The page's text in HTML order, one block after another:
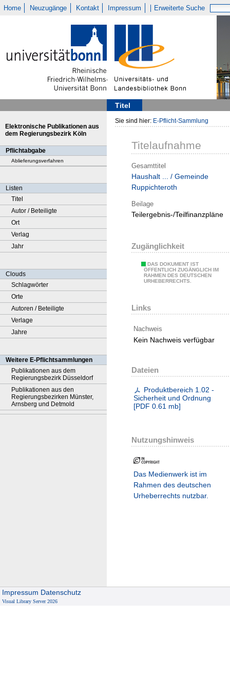
Home Neuzugänge Kontakt Impressum Erweiterte Suche
Titel
Elektronische Publikationen aus
dem Regierungsbezirk Köln
Pflichtabgabe
Ablieferungsverfahren
Listen
Titel
Autor / Beteiligte
Ort
Verlag
Jahr
Clouds
Schlagwörter
Orte
Autoren / Beteiligte
Verlage
Jahre
Weitere E-Pflichtsammlungen
Publikationen aus dem
Regierungsbezirk Düsseldorf
Publikationen aus den
Regierungsbezirken Münster,
Arnsberg und Detmold
Sie sind hier: E-Pflicht-Sammlung
Titelaufnahme
Gesamttitel
Haushalt ... / Gemeinde
Ruppichteroth
Beilage
Teilergebnis-/Teilfinanzpläne
Zugänglichkeit
DAS DOKUMENT IST
ÖFFENTLICH ZUGÄNGLICH IM
RAHMEN DES DEUTSCHEN
URHEBERRECHTS.
Links
Nachweis
Kein Nachweis verfügbar
Dateien
Produktbereich 1.02 -
Sicherheit und Ordnung
[PDF 0.61 mb]
Nutzungshinweis
Das Medienwerk ist im
Rahmen des deutschen
Urheberrechts nutzbar.
Impressum Datenschutz
Visual Library Server 2026